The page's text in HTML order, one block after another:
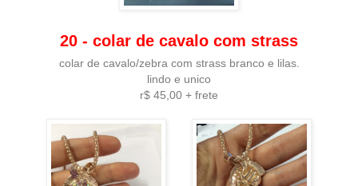
20 - colar de cavalo com strass
colar de cavalo/zebra com strass branco e lilas.
lindo e unico
r$ 45,00 + frete